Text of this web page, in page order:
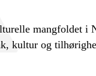
mangfoldet i
kultur og